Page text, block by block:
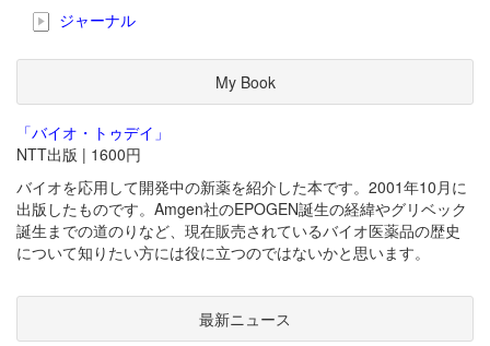
ジャーナル
My Book
「バイオ・トゥデイ」
NTT出版 | 1600円
バイオを応用して開発中の新薬を紹介した本です。2001年10月に
出版したものです。Amgen社のEPOGEN誕生の経緯やグリベック
誕生までの道のりなど、現在販売されているバイオ医薬品の歴史
について知りたい方には役に立つのではないかと思います。
最新ニュース